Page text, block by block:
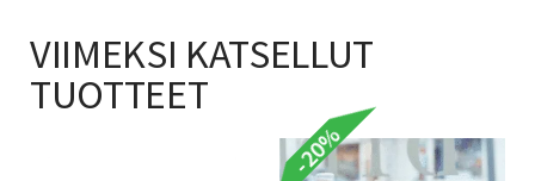
VIIMEKSI KATSELLUT
TUOTTEET
-20%